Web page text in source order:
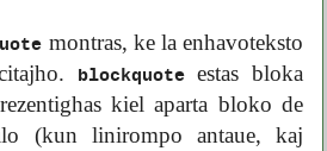
montras, ke la enhavoteksto
blockquoteestas bloka
kiel aparta bloko de
(kun linirompo antaue, kaj